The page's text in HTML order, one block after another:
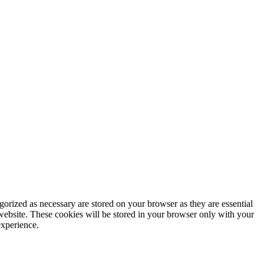
as necessary are stored on your browser as they are essential
These cookies will be stored in your browser only with your